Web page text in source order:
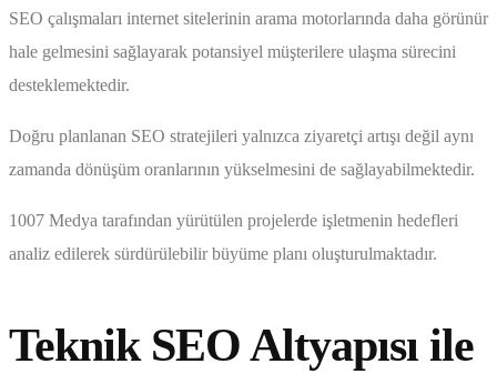
SEO çalışmaları internet sitelerinin arama motorlarında daha görünür
hale gelmesini sağlayarak potansiyel müşterilere ulaşma sürecini
desteklemektedir.
Doğru planlanan SEO stratejileri yalnızca ziyaretçi artışı değil aynı
zamanda dönüşüm oranlarının yükselmesini de sağlayabilmektedir.
1007 Medya tarafından yürütülen projelerde işletmenin hedefleri
analiz edilerek sürdürülebilir büyüme planı oluşturulmaktadır.
Teknik SEO Altyapısı ile